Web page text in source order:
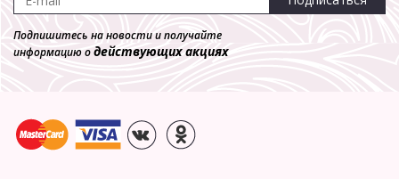
Подпишитесь на новости и получайте
информацию одействующих акциях